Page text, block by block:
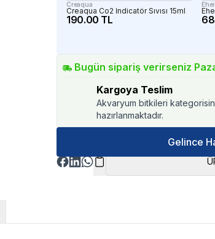
Creaqua
Creaqua Co2 İndicatör Sıvısı 15ml
190.00 TL
Bugün sipariş verirseniz
Kargoya Teslim
Akvaryum bitkileri
hazırlanmaktadır.
Gelince